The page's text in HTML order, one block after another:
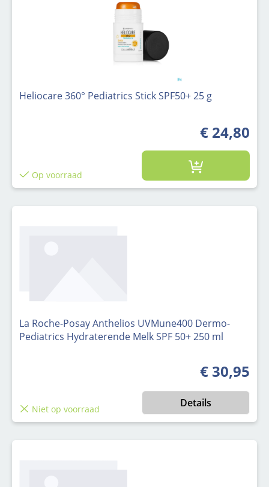
Heliocare 360° Pediatrics Stick SPF50+ 25 g
€ 24,80
Op voorraad
La Roche-Posay Anthelios UVMune400 Dermo-
Pediatrics Hydraterende Melk SPF 50+ 250 ml
Normale
€ 30,95
Niet op voorraad Details